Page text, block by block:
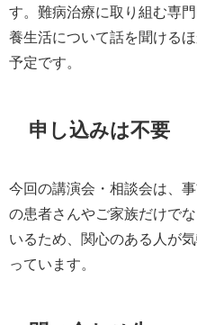
す。難病治療に取り組む専
養生活について話を聞ける
予定です。
申し込みは不要
今回の講演会・相談会は、
の患者さんやご家族だけで
いるため、関心のある人が
っています。